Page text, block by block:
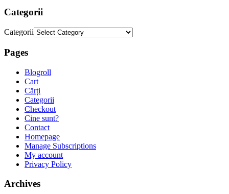
Categorii
Categorii
Pages
Blogroll
Cart
Cărți
Categorii
Checkout
Cine sunt?
Contact
Homepage
Manage Subscriptions
My account
Privacy Policy
Archives